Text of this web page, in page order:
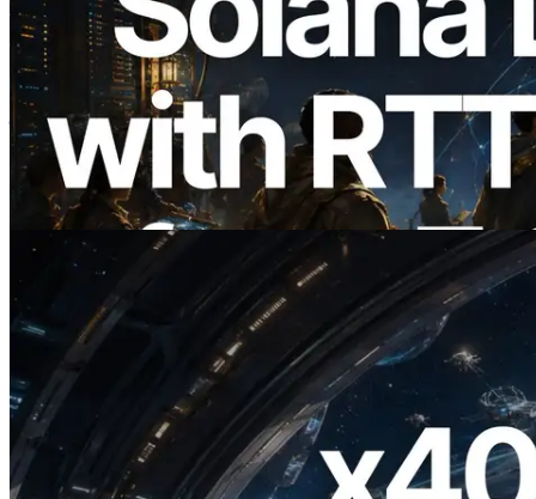
2026.08.05
ERPC का Solana Leader Slot API अब 7
वैश्विक क्षेत्रों से ping मापता है — Validators
Information API भी लॉन्च
यह लेख पढ़ें